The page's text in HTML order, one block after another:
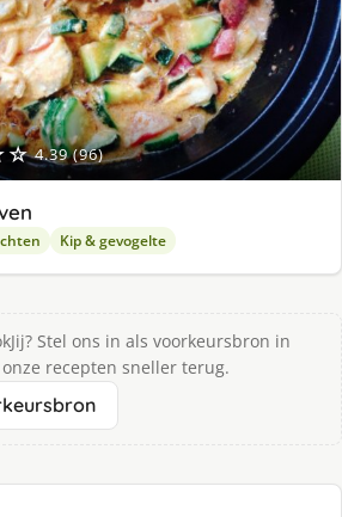
4.39 (96)
Kip & gevogelte
Stel ons in als voorkeursbron in
recepten sneller terug.